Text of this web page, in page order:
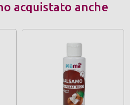
acquistato anche